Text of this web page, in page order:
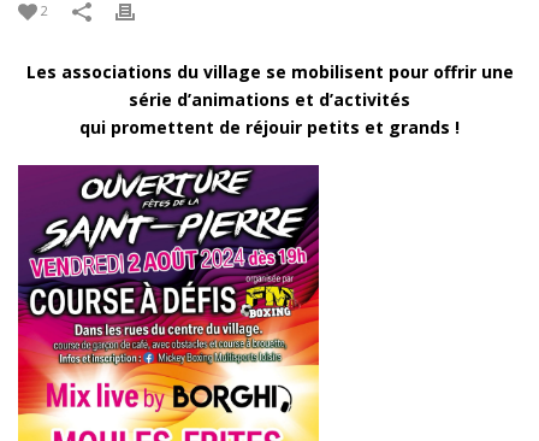
2
Les associations du village se mobilisent pour offrir une
série d’animations et d’activités
qui promettent de réjouir petits et grands !